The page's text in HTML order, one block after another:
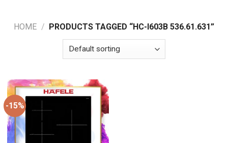
HOME / PRODUCTS TAGGED “HC-I603B 536.61.631”
-15%